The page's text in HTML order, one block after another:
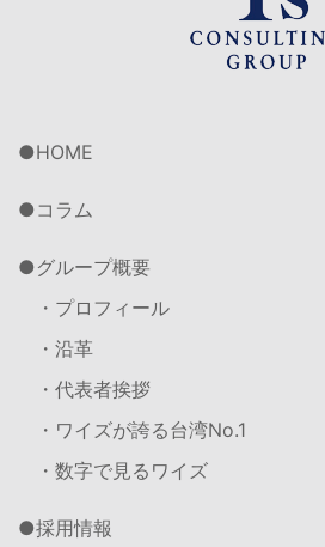
HOME
コラム
グループ概要
・プロフィール
・沿革
・代表者挨拶
・ワイズが誇る台湾No.1
・数字で見るワイズ
採用情報